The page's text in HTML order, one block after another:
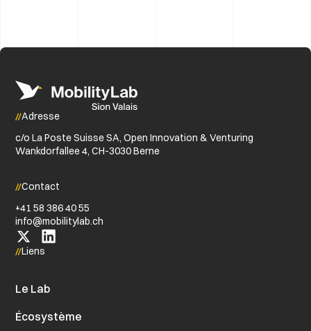
Adresse
c/o La Poste Suisse SA, Open Innovation & Venturing
Wankdorfallee 4, CH-3030 Berne
Contact
+41 58 386 40 55
info@​mobilitylab.​ch
Liens
Le Lab
Écosystème